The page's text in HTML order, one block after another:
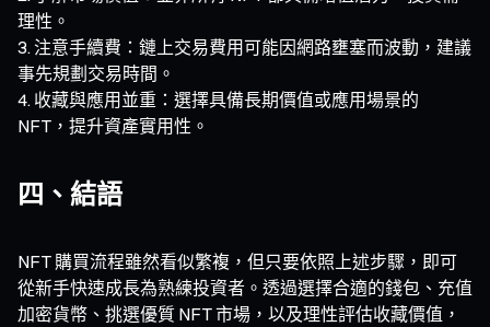
理性。
注意手續費：鏈上交易費用可能因網路壅塞而波動，建議
事先規劃交易時間。
收藏與應用並重：選擇具備長期價值或應用場景的
NFT，提升資產實用性。
四、結語
NFT 購買流程雖然看似繁複，但只要依照上述步驟，即可
從新手快速成長為熟練投資者。透過選擇合適的錢包、充值
加密貨幣、挑選優質 NFT 市場，以及理性評估收藏價值，